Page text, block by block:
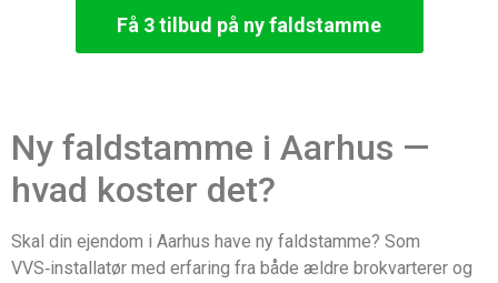
Få 3 tilbud på ny faldstamme
Ny faldstamme i Aarhus —
hvad koster det?
Skal din ejendom i Aarhus have ny faldstamme? Som
VVS‑installatør med erfaring fra både ældre brokvarterer og